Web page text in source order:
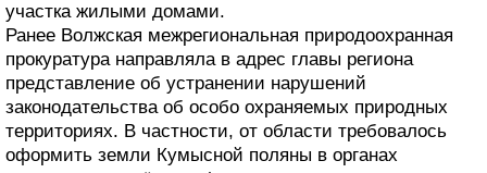
участка жилыми домами.
Ранее Волжская межрегиональная природоохранная
прокуратура направляла в адрес главы региона
представление об устранении нарушений
законодательства об особо охраняемых природных
территориях. В частности, от области требовалось
оформить земли Кумысной поляны в органах